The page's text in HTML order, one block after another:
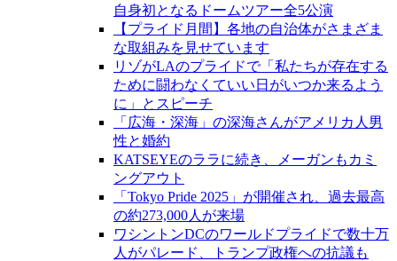
自身初となるドームツアー全5公演
【プライド月間】各地の自治体がさまざま
な取組みを見せています
リゾがLAのプライドで「私たちが存在する
ために闘わなくていい日がいつか来るよう
に」とスピーチ
「広海・深海」の深海さんがアメリカ人男
性と婚約
KATSEYEのララに続き、メーガンもカミ
ングアウト
「Tokyo Pride 2025」が開催され、過去最高
の約273,000人が来場
ワシントンDCのワールドプライドで数十万
人がパレード、トランプ政権への抗議も